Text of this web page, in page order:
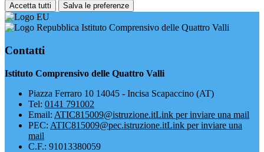
Accetta tutti Salva le preferenze
Istituto Comprensivo delle Quattro Valli
Contatti
Istituto Comprensivo delle Quattro Valli
Piazza Ferraro 10 14045 - Incisa Scapaccino (AT)
Tel: 0141 791002
Email: ATIC815009@istruzione.itLink per inviare una mail
PEC: ATIC815009@pec.istruzione.itLink per inviare una
mail
C.F.: 91013380059